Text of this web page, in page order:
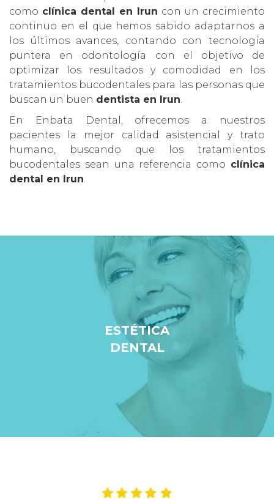
como clínica dental en Irun con un crecimiento
continuo en el que hemos sabido adaptarnos a
los últimos avances, contando con tecnología
puntera en odontología con el objetivo de
optimizar los resultados y comodidad en los
tratamientos bucodentales para las personas que
buscan un buen dentista en Irun.
En Enbata Dental, ofrecemos a nuestros
pacientes la mejor calidad asistencial y trato
humano, buscando que los tratamientos
bucodentales sean una referencia como clínica
dental en Irun.
ESTÉTICA
DENTAL